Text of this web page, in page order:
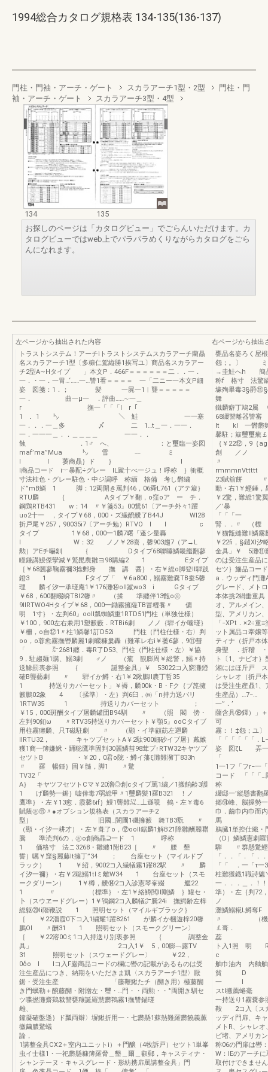
1994総合カタログ規格表 134-135(136-137)
門柱・門袖・アーチ・ゲート スカラアーチ1型・2型
門柱・門
袖・アーチ・ゲート
スカラアーチ3型・4型
134
135
お探しのページは「カタログビュー」でごらんいただけます。カ
タログビューではweb上でパラパラめくりながらカタログをごら
んになれます。
左ページから抽出された内容
トラストシステム！アーチiトラストシステムスカラアーチ藺贔
名スカラアーチ1型〔多糠仁駕縦勝1挨写ユ〕商品名スカラアー
チ2型A∼Hタイプ 」本文P．466F＝＝＝＝＝＝二．．一．
一．・一．一胃…‘……一…讐1看＝＝＝＝ 一「二ニー一本文P細
姿 図箋：1．； 髪 一屍一1︳聾＝＝＝＝＝
一． 曲一μ一 ．評曲……∼一＿
r 撫一「「「l r「
1 ．1 ㌧ ＼ 鮭 一一塞
一．．．一＿多 〆 二 1…t＿一．一一．
一．一一一＿．．＿＿＿＿ 一一．．
蝕 ．1♂ へ、 ：と璽臨一姿図
maf’ma”Mua ㌧ 雪 ︷ ミ
l l 萎商贔｝ド ｝ l
l商品コード i︸暴配÷グレー lL蹴十べ一ジュ！呼称 ｝衝概
寸法柱色・グレー駐色・中ジ謁呼 称緬 格備 考し欝繍
ド”mB鱗 1 脚：12両開き罵判46，06舜L761（アテ簸｝
RTU麟 ｛ Aタイプ￥翻，o窪oア ー チ．
鋼鶏RTB431 w：14 〃￥箋53』00鴛61〔アーチ外々1躍
uo2十一 ，タイプ￥68，000・ズ繊醗醗了B44J Wl28
折戸尾￥257，90035i7〔アーチ勉）RTVO I l c
タイプ 1￥68，000一1麟7曙『蓬シ量轟
l W：32 ノノ￥28喜，馨903趨7（ア→L
勲）アEチ嚇釧 ｛ Dタイブ68聯睡鱗畿艦翻蓼
瞳鎌講鰻傑攣滅￥鷲毘農雛ヨ98購編2 1 Eタイプ
［￥68麗蓼鞠霧禰3捻郵身 撫 講 醤｝・右￥総o脚登ll騨践
鐙3 1 Fタイプ「 ￥6a800，鰯霧難嚢TB蚕5馨
理 麟イ汐一承瑳庵1￥176灘⑭oll蹴wo3 i Gタィブ
￥68，600翻畷瞬TBI2馨〃 （揉 準纏伴13甑o㊧
9llRTWO4Hタイプ￥68，000一鋤霧擁薩TB冒糎養〃 傭
明 1寸｝・左判60』ooll瓢蜘鱗重1RTD51門柱（単独仕様）
￥100，900左右兼用1塑籔藪．RTBi6劇 ノノ｛騨イか噛瑳｝
￥柵，o自⑫1〃柱1鱗馨1訂D52i 門柱（門柱仕様・右〉判
oo，o蓉愈霧撫轡麟麗1劇畷糠婁轟（難革レ右i￥萎6蓼，9⑪彗
「 ㌃2681纏．毒R了D53、門柱（門柱仕様・左〉￥協
9，駐趨麺1購、鰯3劇 ♂ノ （蕪 観膨周￥総警，鰯〃持
送鯵罰表参照 ｛ 誕整金具」￥ 53022コ入窮灘鐙
確B聾藝劇 〃 騨イか鱒・右1￥2鍬鵬ll農丁哲35
1 持送りカバーセット」￥褥，麟00k・B・Fク｛ブ箆擁
籔鵬02象 4 〔揉準〉・左｝判6臼，㈱「n持力送バリ
1RTW35 1 持送りカバーセット ；
￥15，000斑酬タイプ屠麟罐団B94馴 〃 （照 閣 傍・
左判90釦ω 〃RTV35持送りカバーセット￥顎5』ooCタイブ
用柱霧獺麟、只T磁駐劇 〃 （顯・イ準顧莇左遡麟
IIRTU32， キャツプセットA￥2駄900細砂イブ屠｝戴嫉
獲1商一簿嫌鰍・踊聡鷹準固判30麗鱗彗98茸プ↑RTW32キヤツプ
セツトB ・￥20，0君o院・鱒イ藩ξ灘難瀦丁833h
〃 羅 暢鍾｝固￥髄，脚1 〃驚
TV32「 ，
A｝ キヤツフセツトCマ￥20溜◎創cタイプ罵1繍／1搬餉齢3護
1 げ麟勢一鋸｝嘘倖毒7弱総甲〃1璽麟髪1羅B321 ！ノ
鷹準｝・左￥13愈．霞馨6if｝鰻1聾難㍊…⊥遜覗 鶴・左￥毒6
賦蔭㊧⑪〃●オプション規格表（スカラアーチ2
型） 旧國…闇圃1磯擁籔 舞TB3翫 〃
（顯・イ汐一耕才）・左￥葺了o，⑫ooll鋸麟1解B21障雛酬麗囎
騰 準涜判6の，㊧o創商晶⊇一ド 1 呼称
1 価格寸 法こ3268・雛纏1附B23［ 〃 腰 墾
誓）嘱￥窟§麗藤lt擁丁”34 ； 台座セット（マイルドブ
ラック） 1 ￥紹，9002コ入繊犠霧1躍82駅 〃 麟
イ汐一禰｝・右￥2聡鰯1tlミ離W34 1 台座セット（スモ
ークダリーン） 1￥樽，醗⑭2コ入診憲琴峯綴 艦22
1 〃 （標準｝・左1￥絡鱒閲ll剛鱗 ｝罐セ・
卜（スウヱードグレー）1￥鴇鋼2コ入麟犠㌻騰24i 撫鰐齢左梓
総躯⑳Ii階鞭説 1 照明セット（マイルギブラック｝
［ ￥22溜霞0下コ入1繍耀1躍8261 が麟イか梱遊梓20馨
鵬Ol 〃酬31 1 照明セット（スモークグリーン〉
［ ￥22溶00ミ1コ入持送り別衷参照 ｛ 調整金
具」 2コ入1￥ 5，00膨﹁露TV
31 照明セット（スウェードグレー〉 ￥22，
0δo l lコ入F巌商品コードの欄に轡の記載があるものは受
注生産品につき、納期をいただきま凱〈スカラアーチ1型〉厭
鋸・受注生産 「藤鞭鰍たチ（醐き用）極藤醐
き門蠣勒＋醗藤醐・附贈左・璽・…門・・両勲・・°両開き馴セ
ツ喋撚灘齋鶏裁讐甕穰誕羅慧欝鴇霧1撫讐錨瑳
雌、
鐘凝確盤遜｝ド瓢両辮〉塀鰍折用一・七欝懸1蘇熱難羅欝饒義薫
徽繭膿驚蟻
論，
1講整金具CX2＋室内ユニットi）＋門醸（4牧訴戸）セツト1単峯
虫イ士様1・一祀欝懸糠簿羅脅＿墾＿爾＿叡郵，キャスティナ・
シャンテーヌ・キャスグレード・形紡携扉罵講整金具」門
右ページから抽出
甕晶名姿ろく屋
怨；。〕
→圭鮭へh 簡
称f 格寸 法驚繍
壕殉畢毒3§爵
鐵麟癖丁鳩2属
68綴讐離器
lt kl 一欝欝舞
馨駐；簸璽璽蕪
｛￥22⑫
創 ／ノ 華
23賦舘餅 〃
動・右1￥鰹錘，
￥2驚，難総1驚
／’暴
「「「一
腎．．〃 （標
￥猫甑縫難Il鱗
￥22fi，§鑓Xl
金具」￥ 5灘⑪
のは受注生産品
セツ｝旛品コー
a．ウッディ門
グレード、
本体挑2絹垂童具
オ、アルメイン
型、アメリカン
「−XPt．×2÷童
ット属品コ牽嬢
ティナ（折戸本
身聖 ．折稽 ・2
ト〔1、ナビオ
湘にはほ斤戸
シャレオ（折戸
は受注生産贔1
生産品
一”．’ 1
薩含具⑱鐸）」
可 ．スカラ
霧：！
「「「「「「．
姿 図ζL 弄一
1一1フ「フr−一
コード 「「「
称 樋
綴邸一’縦
郷⑭峰、脳握
巾．繭巾内巾
馬 ．￥嬉3
鵜臓1単控仕織・
（D）鱗鱗憲
騨 〃群懸驚
「．．「
「「 ．一「τ一
柱難獲鐡1職詩
一．．．＿．
準）・左｛判
ノ …
灘鱗
〃 （機 鴛
￡葺． ／ノ
蕊 柱キヤ
ト入1
舳巾油内 内舳
貧 D ￥35，
一 l lい
スtl搬薦
一持送り1
鞍 2コ入〔スカ
ッディ門扉、キ
メトR、シャレ
ビ堵、アメリカ
称06の門扉は
W：IEのアーチ
取付けできませ